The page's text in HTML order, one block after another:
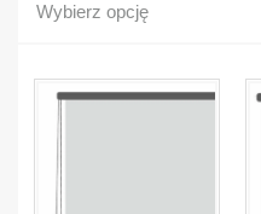
Wybierz opcję